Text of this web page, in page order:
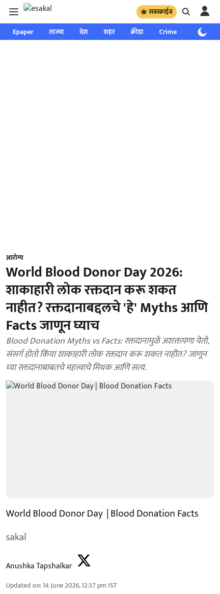
सबस्क्राईब
Epaper ताज्या देश शहर क्रीडा Crime साप्ताहिक
आरोग्य
World Blood Donor Day 2026:
शाकाहारी लोक रक्तदान करू शकत
नाहीत? रक्तदानाबद्दलचे 'हे' Myths आणि
Facts जाणून घ्याच
Blood Donation Myths vs Facts: रक्तदानामुळे अशक्तपणा येतो,
संसर्ग होतो किंवा शाकाहारी लोक रक्तदान करू शकत नाहीत? जाणून
घ्या रक्तदानाबाबतचे महत्त्वाचे मिथक आणि सत्य.
World Blood Donor Day | Blood Donation Facts
sakal
Anushka Tapshalkar
Updated on:14 June 2026, 12:37 pm IST